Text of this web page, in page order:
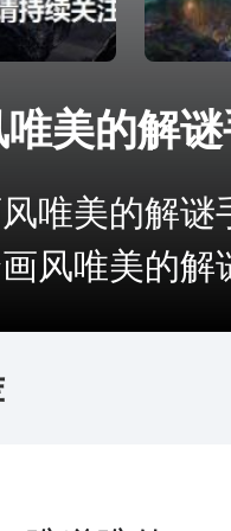
美的解
唯美的解
风唯美的解